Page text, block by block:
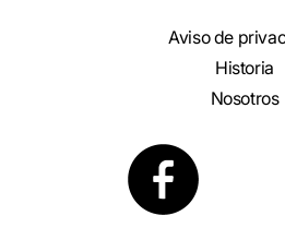
Aviso de
Historia
Nosotros